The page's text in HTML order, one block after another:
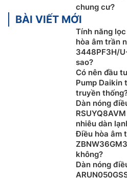
Công nghệ NanoeG
điều hòa multi
MXPU18YKZ được tích hợp
phóng ra các ion âm để bắt
thước nhỏ như PM 2.5, đưa
mang lại không gian trong
chung cư?
BÀI VIẾT MỚI
Tính năng
hòa âm trần
3448PF3H/
sao?
Có nên đầu
Pump Daikin
truyền
Dàn nóng
nhiêu dàn
Điều hòa âm
không?
Dàn nóng